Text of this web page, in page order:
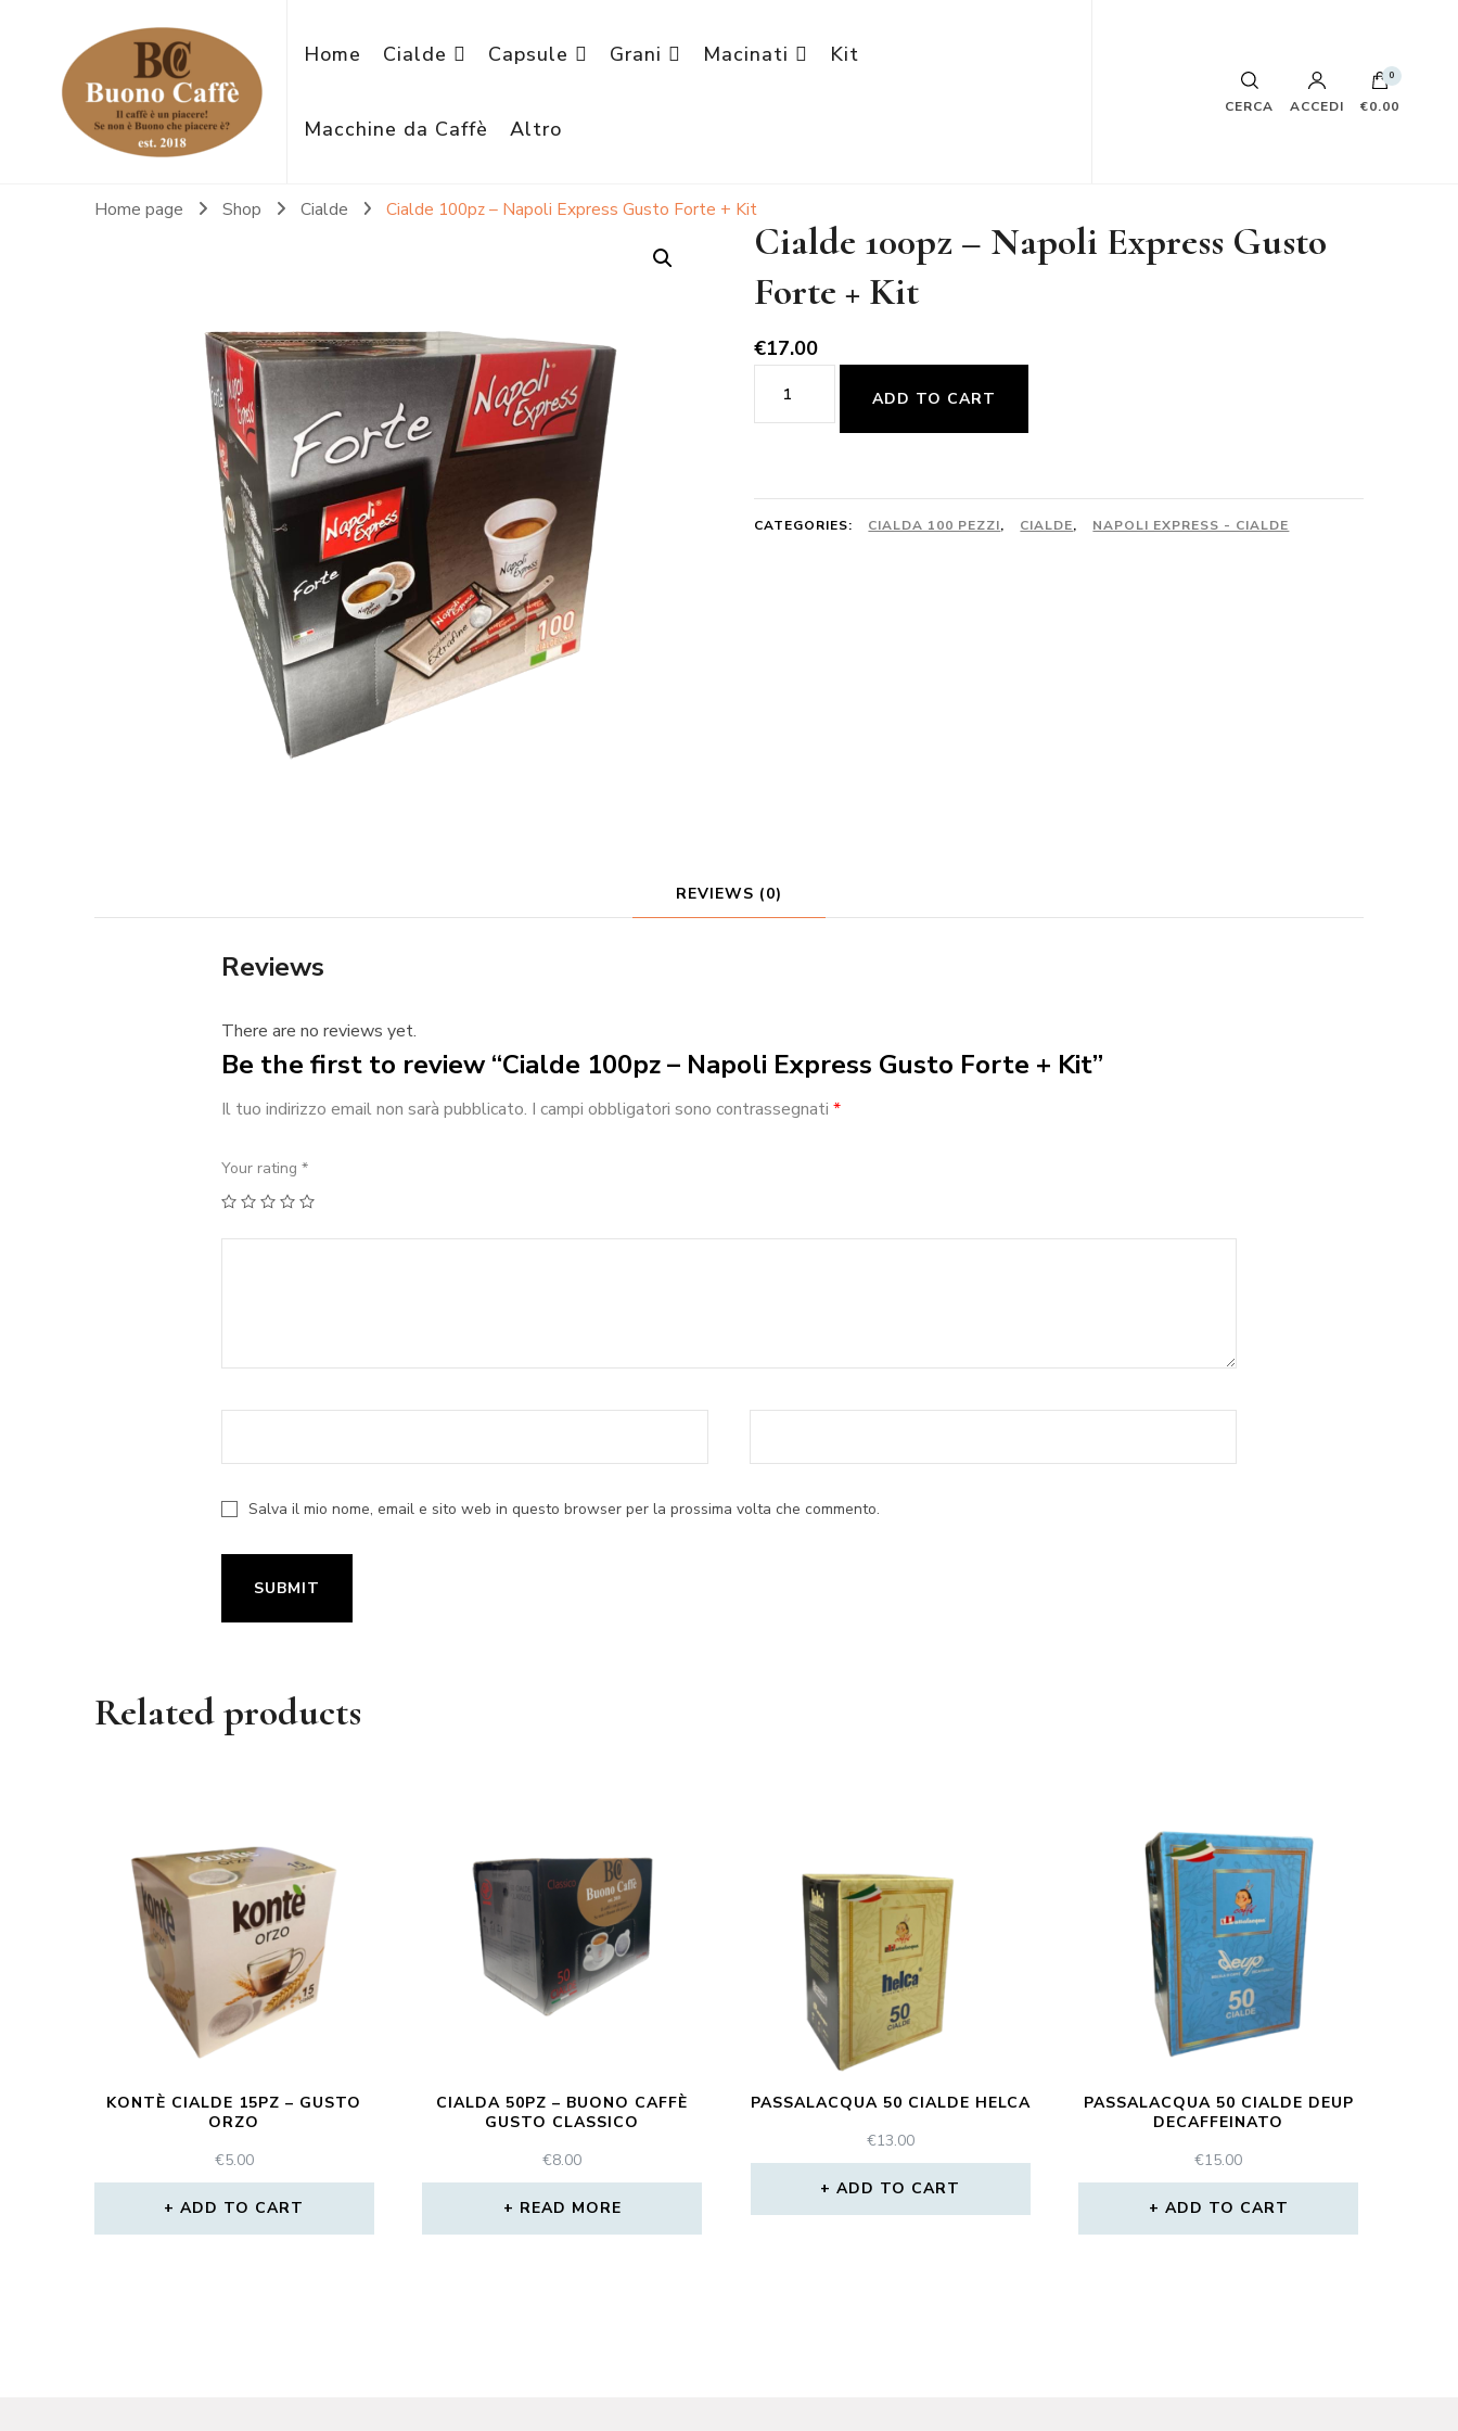
Home Cialde Capsule Grani Macinati Kit
Macchine da Caffè Altro
CERCA ACCEDI
0
€0.00
Home page Shop Cialde Cialde 100pz – Napoli Express Gusto Forte + Kit
Cialde 100pz – Napoli Express Gusto
Forte + Kit
€17.00
Cialde
100pz
Express
ADD TO CART
CATEGORIES: CIALDA 100 PEZZI, CIALDE, NAPOLI EXPRESS - CIALDE
REVIEWS (0)
Reviews
There are no reviews yet.
Be the first to review “Cialde 100pz – Napoli Express Gusto Forte + Kit”
Il tuo indirizzo email non sarà pubblicato. I campi obbligatori sono contrassegnati *
Your rating *
1 2 3 4
Salva il mio nome, email e sito web in questo browser per la prossima volta che commento.
Related products
KONTÈ CIALDE 15PZ – GUSTO
ORZO
€5.00
ADD TO CART
CIALDA 50PZ – BUONO CAFFÈ
GUSTO CLASSICO
€8.00
READ MORE
PASSALACQUA 50 CIALDE HELCA
€13.00
ADD TO CART
PASSALACQUA 50 CIALDE DEUP
DECAFFEINATO
€15.00
ADD TO CART